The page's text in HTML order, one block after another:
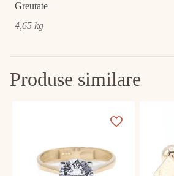
Greutate
4,65 kg
Produse similare